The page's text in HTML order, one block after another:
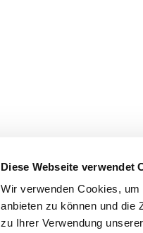
Diese Webseite verwendet
Wir verwenden Cookies,
anbieten zu können und die
zu Ihrer Verwendung